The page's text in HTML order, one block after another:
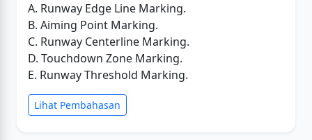
A. Runway Edge Line Marking.
B. Aiming Point Marking.
C. Runway Centerline Marking.
D. Touchdown Zone Marking.
E. Runway Threshold Marking.
Lihat Pembahasan